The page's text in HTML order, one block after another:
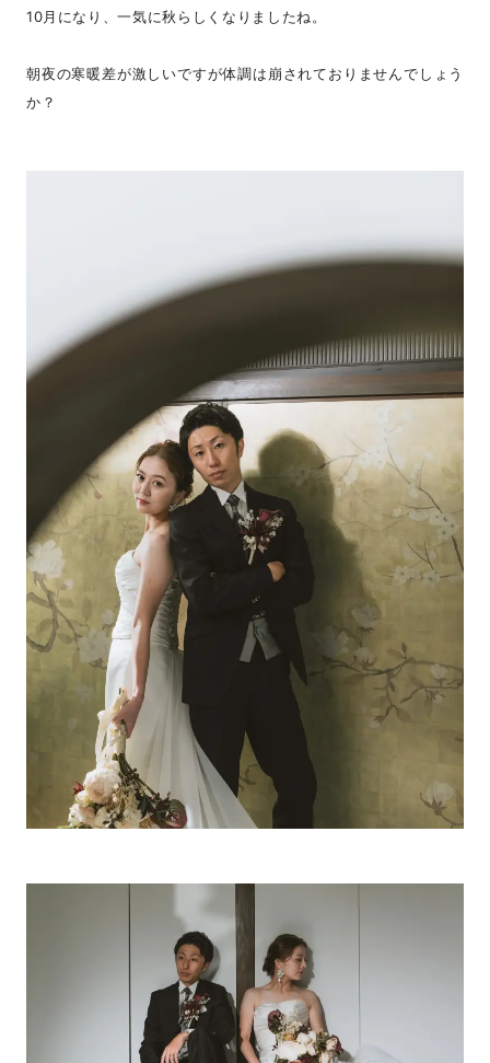
10月になり、一気に秋らしくなりましたね。
朝夜の寒暖差が激しいですが体調は崩されておりませんでしょう
か？